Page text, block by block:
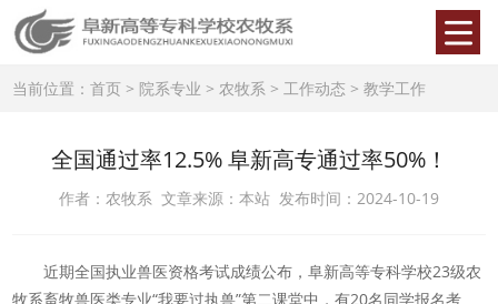
当前位置：首页 > 院系专业 >农牧系 >工作动态 >教学工作
全国通过率12.5% 阜新高专通过率50%！
作者：农牧系 文章来源：本站 发布时间：2024-10-19
近期全国执业兽医资格考试成绩公布，阜新高等专科学校23级农
牧系畜牧兽医类专业“我要过执兽”第二课堂中，有20名同学报名考